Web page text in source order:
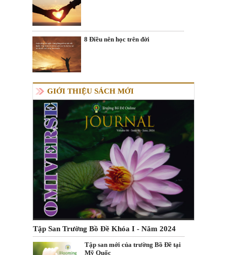
8 Điều nên học trên đời
GIỚI THIỆU SÁCH MỚI
Tập San Trường Bồ Đề Khóa I - Năm 2024
Tập san mới của trường Bồ Đề tại
Mỹ Quốc